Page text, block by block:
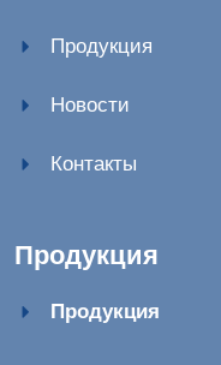
Продукция
Новости
Контакты
Продукция
Продукция